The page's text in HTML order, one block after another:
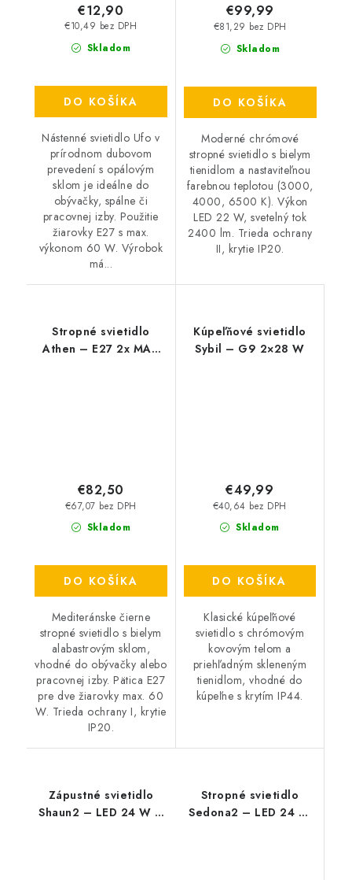
Skladom
€10,49 bez DPH
€12,90
DO KOŠÍKA
Nástenné svietidlo Ufo v
prírodnom dubovom
prevedení s opálovým
sklom je ideálne do
obývačky, spálne či
pracovnej izby. Použitie
žiarovky E27 s max.
výkonom 60 W. Výrobok
má...
Skladom
€81,29 bez DPH
€99,99
DO KOŠÍKA
Moderné chrómové
stropné svietidlo s bielym
tienidlom a nastaviteľnou
farebnou teplotou (3000,
4000, 6500 K). Výkon
LED 22 W, svetelný tok
2400 lm. Trieda ochrany
II, krytie IP20.
Stropné svietidlo
Athen – E27 2x MAX
Skladom
€67,07 bez DPH
€82,50
DO KOŠÍKA
Mediteránske čierne
stropné svietidlo s bielym
alabastrovým sklom,
vhodné do obývačky alebo
pracovnej izby. Pätica E27
pre dve žiarovky max. 60
W. Trieda ochrany I, krytie
IP20.
Kúpeľňové svietidlo
Sybil – G9 2×28 W
Skladom
€40,64 bez DPH
€49,99
DO KOŠÍKA
Klasické kúpeľňové
svietidlo s chrómovým
kovovým telom a
priehľadným skleneným
tienidlom, vhodné do
kúpeľne s krytím IP44.
Zápustné svietidlo
Shaun2 – LED 24 W –
Stropné svietidlo
Sedona2 – LED 24 W